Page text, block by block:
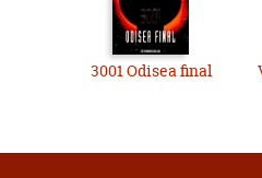
3001 Odisea final